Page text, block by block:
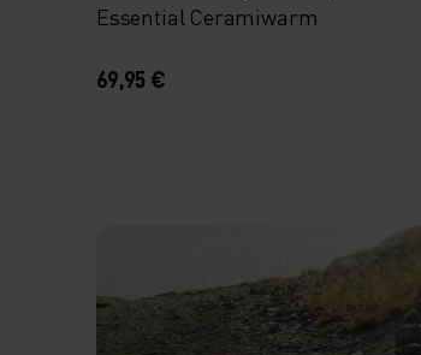
Essential Ceramiwarm
69,95 €